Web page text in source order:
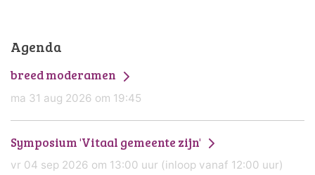
Agenda
breed moderamen
ma 31 aug 2026 om 19:45
Symposium 'Vitaal gemeente zijn'
vr 04 sep 2026 om 13:00 uur (inloop vanaf 12:00 uur)